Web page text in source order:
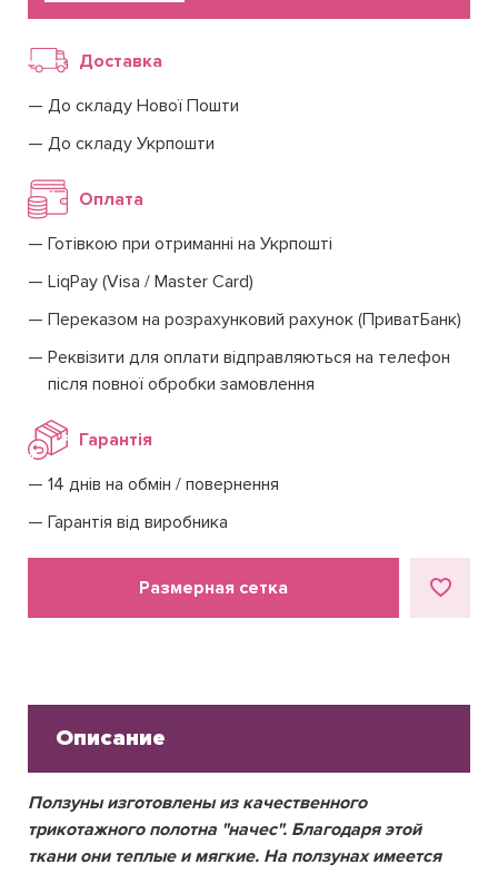
Доставка
До складу Нової Пошти
До складу Укрпошти
Оплата
Готівкою при отриманні на Укрпошті
LiqPay (Visa / Master Card)
Переказом на розрахунковий рахунок (ПриватБанк)
Реквізити для оплати відправляються на телефон
після повної обробки замовлення
Гарантія
14 днів на обмін / повернення
Гарантія від виробника
Размерная сетка
Описание
Ползуны изготовлены из качественного
трикотажного полотна "начес". Благодаря этой
ткани они теплые и мягкие. На ползунах имеется